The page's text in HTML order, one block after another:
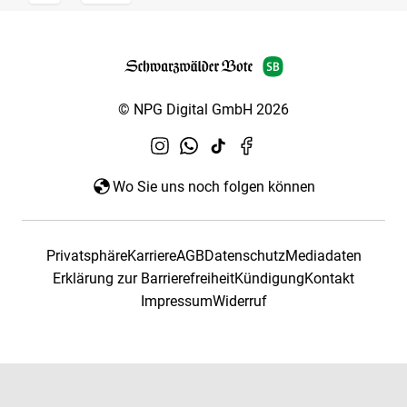
© NPG Digital GmbH 2026
Wo Sie uns noch folgen können
PrivatsphäreKarriereAGBDatenschutzMediadaten
Erklärung zur BarrierefreiheitKündigungKontakt
ImpressumWiderruf